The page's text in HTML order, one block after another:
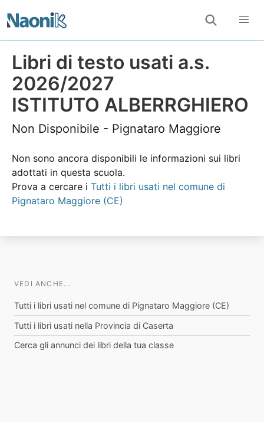
Libri di testo usati a.s.
2026/2027
ISTITUTO ALBERRGHIERO
Non Disponibile - Pignataro Maggiore
Non sono ancora disponibili le informazioni sui libri
adottati in questa scuola.
Prova a cercare i Tutti i libri usati nel comune di
Pignataro Maggiore (CE)
VEDI ANCHE...
Tutti i libri usati nel comune di Pignataro Maggiore (CE)
Tutti i libri usati nella Provincia di Caserta
Cerca gli annunci dei libri della tua classe